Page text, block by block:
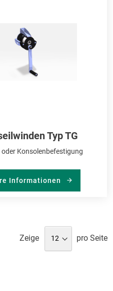
Typ TG
Konsolenbefestigung
Informationen
Zeige pro Seite